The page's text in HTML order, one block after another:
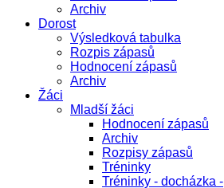
Archiv
Dorost
Výsledková tabulka
Rozpis zápasů
Hodnocení zápasů
Archiv
Žáci
Mladší žáci
Hodnocení zápasů
Archiv
Rozpisy zápasů
Tréninky
Tréninky - docházka -